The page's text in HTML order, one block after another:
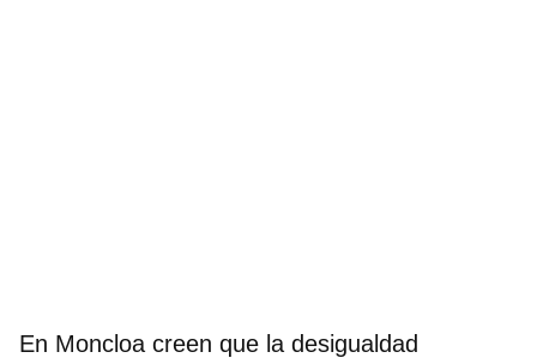
En Moncloa creen que la desigualdad